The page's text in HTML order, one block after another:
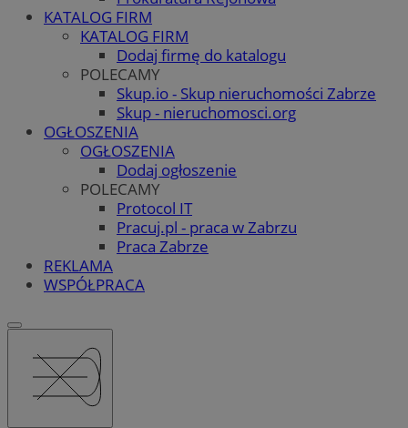
KATALOG FIRM
KATALOG FIRM
Dodaj firmę do katalogu
POLECAMY
Skup.io - Skup nieruchomości Zabrze
Skup - nieruchomosci.org
OGŁOSZENIA
OGŁOSZENIA
Dodaj ogłoszenie
POLECAMY
Protocol IT
Pracuj.pl - praca w Zabrzu
Praca Zabrze
REKLAMA
WSPÓŁPRACA